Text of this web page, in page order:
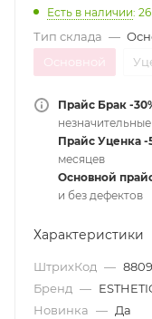
Есть в наличии: 26
Тип склада —
Основной
Прайс Брак -
Прайс Уценка -
месяцев
Основной
и без дефектов
Характеристики
ШтрихКод —
Бренд —
Новинка — Да